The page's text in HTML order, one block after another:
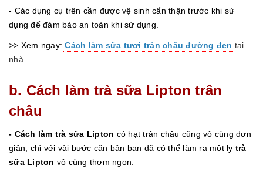
- Các dụng cụ trên cần được vệ sinh cẩn thận trước khi sử
dụng để đảm bảo an toàn khi sử dụng.
>> Xem ngay:Cách làm sữa tươi trân châu đường đen tại
nhà.
b. Cách làm trà sữa Lipton trân
châu
- Cách làm trà sữa Lipton có hạt trân châu cũng vô cùng đơn
giản, chỉ với vài bước căn bản bạn đã có thể làm ra một ly trà
sữa Lipton vô cùng thơm ngon.